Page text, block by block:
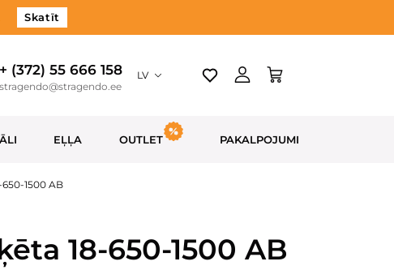
Skatīt
+ (372) 55 666 158
stragendo@stragendo.ee
LV
EĻĻA OUTLET PAKALPOJUMI
1500 AB
18-650-1500 AB